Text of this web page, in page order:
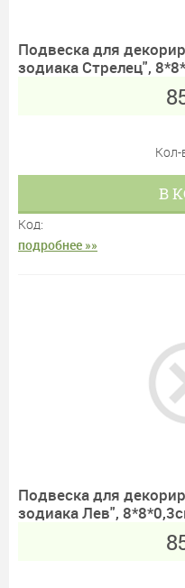
Подвеска для
зодиака Стрелец",
Кол-
В
Код:
подробнее »»
Подвеска для
зодиака Лев",